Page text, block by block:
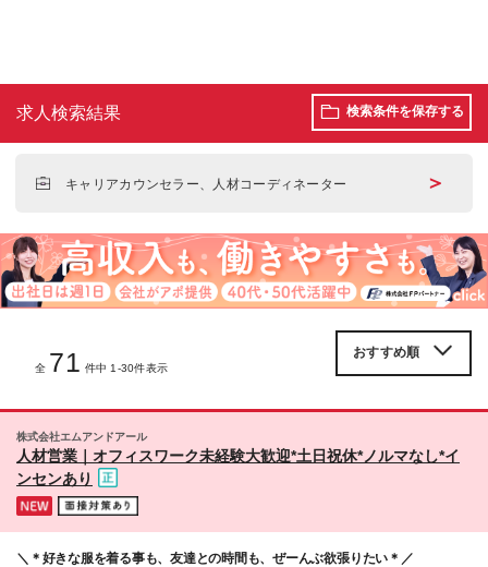
求人検索結果 検索条件を保存する
キャリアカウンセラー、人材コーディネーター ＞
全 71 件中 1-30件表示
株式会社エムアンドアール
人材営業｜オフィスワーク未経験大歓迎*土日祝休*ノルマなし*イ
ンセンあり
＼＊好きな服を着る事も、友達との時間も、ぜーんぶ欲張りたい＊／